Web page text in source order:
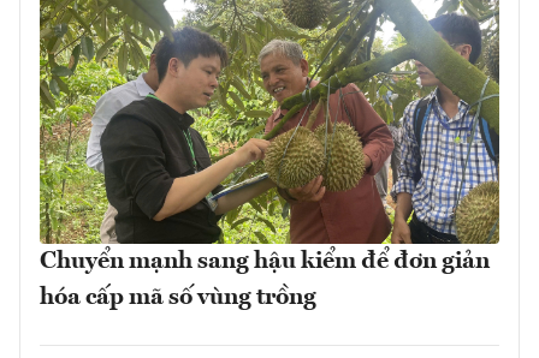
Chuyển mạnh sang hậu kiểm để đơn giản
hóa cấp mã số vùng trồng